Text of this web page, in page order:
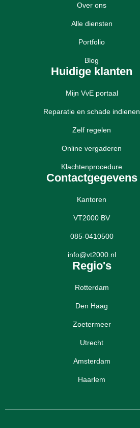
Over ons
Alle diensten
Portfolio
Blog
Huidige klanten
Mijn VvE portaal
Reparatie en schade indienen
Zelf regelen
Online vergaderen
Klachtenprocedure
Contactgegevens
Kantoren
VT2000 BV
085-0410500
info@vt2000.nl
Regio's
Rotterdam
Den Haag
Zoetermeer
Utrecht
Amsterdam
Haarlem